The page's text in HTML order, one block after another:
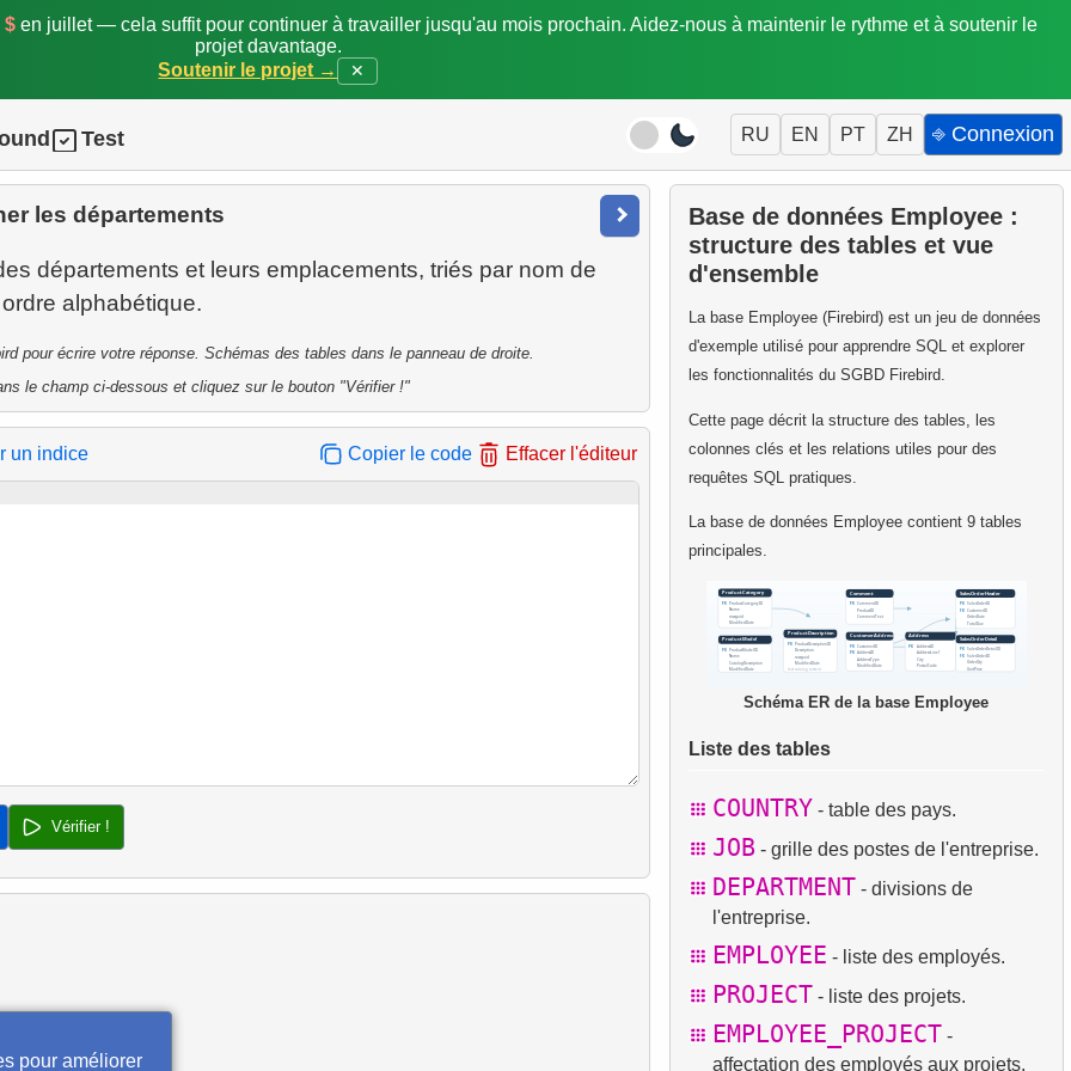
$en juillet — cela suffit pour continuer à travailler jusqu'au mois prochain. Aidez-nous à maintenir le rythme et à soutenir le
projet davantage.
Soutenir le projet →
✕
Test RU EN PT ZH ⎆ Connexion
les départements
départements et leurs emplacements, triés par nom de
pour écrire votre réponse. Schémas des tables dans le panneau de droite.
le champ ci-dessous et cliquez sur le bouton "Vérifier !"
un indice Copier le code Effacer l'éditeur
Vérifier !
Base de données Employee :
structure des tables et vue
d'ensemble
La base Employee (Firebird) est un jeu de données
d'exemple utilisé pour apprendre SQL et explorer
les fonctionnalités du SGBD Firebird.
Cette page décrit la structure des tables, les
colonnes clés et les relations utiles pour des
requêtes SQL pratiques.
La base de données Employee contient 9 tables
principales.
Schéma ER de la base Employee
Liste des tables
COUNTRY - table des pays.
JOB - grille des postes de l'entreprise.
DEPARTMENT - divisions de
l'entreprise.
EMPLOYEE - liste des employés.
PROJECT - liste des projets.
EMPLOYEE_PROJECT -
affectation des employés aux projets.
pour améliorer